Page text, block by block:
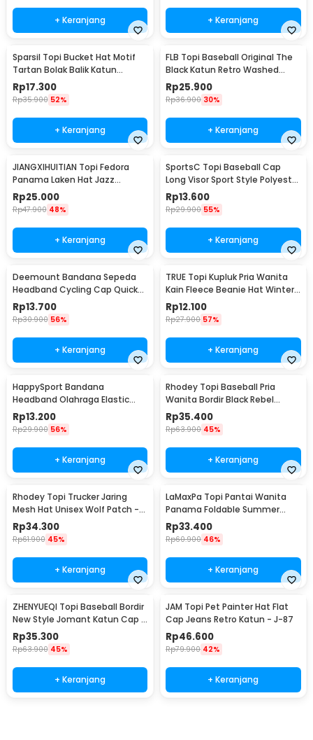
+ Keranjang + Keranjang
Sparsil Topi Bucket Hat Motif
Tartan Bolak Balik Katun
Poliester - BH58
Rp17.300
Rp35.900 52%
+ Keranjang
FLB Topi Baseball Original The
Black Katun Retro Washed
Style Cap - F122
Rp25.900
Rp36.900 30%
+ Keranjang
JIANGXIHUITIAN Topi Fedora
Panama Laken Hat Jazz
Classic Vintage - FS-219
Rp25.000
Rp47.900 48%
+ Keranjang
SportsC Topi Baseball Cap
Long Visor Sport Style Polyester
Cap - MZ87
Rp13.600
Rp29.900 55%
+ Keranjang
Deemount Bandana Sepeda
Headband Cycling Cap Quick
Dry - 22019
Rp13.700
Rp30.900 56%
+ Keranjang
TRUE Topi Kupluk Pria Wanita
Kain Fleece Beanie Hat Winter
- EC003
Rp12.100
Rp27.900 57%
+ Keranjang
HappySport Bandana
Headband Olahraga Elastic
Sport Hairbands Yoga - A83
Rp13.200
Rp29.900 56%
+ Keranjang
Rhodey Topi Baseball Pria
Wanita Bordir Black Rebel
Katun Cap - MZ004
Rp35.400
Rp63.900 45%
+ Keranjang
Rhodey Topi Trucker Jaring
Mesh Hat Unisex Wolf Patch -
DH-YK
Rp34.300
Rp61.900 45%
+ Keranjang
LaMaxPa Topi Pantai Wanita
Panama Foldable Summer
Beach Straw Hat 60cm -
WJ9024
Rp33.400
Rp60.900 46%
+ Keranjang
ZHENYUEQI Topi Baseball Bordir
New Style Jomant Katun Cap -
MZ085
Rp35.300
Rp63.900 45%
+ Keranjang
JAM Topi Pet Painter Hat Flat
Cap Jeans Retro Katun - J-87
Rp46.600
Rp79.900 42%
+ Keranjang